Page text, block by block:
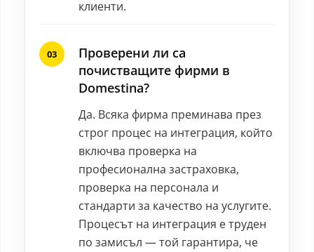
клиенти.
Проверени ли са
почистващите фирми в
Domestina?
Да. Всяка фирма преминава през
строг процес на интеграция, който
включва проверка на
професионална застраховка,
проверка на персонала и
стандарти за качество на услугите.
Процесът на интеграция е труден
по замисъл — той гарантира, че